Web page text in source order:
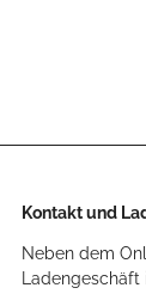
Kontakt und
Neben dem
Ladengeschäft